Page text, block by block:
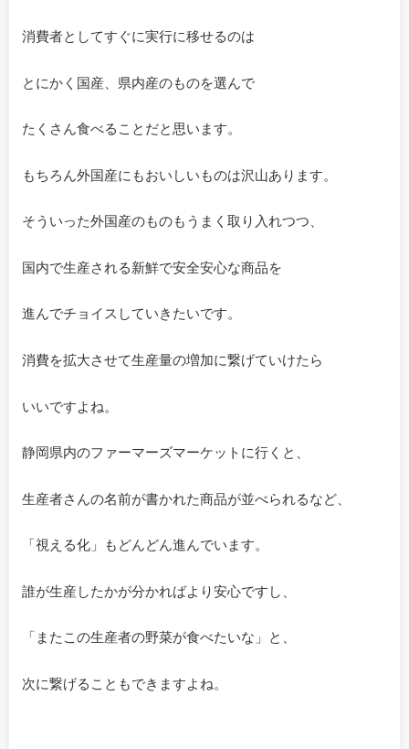
消費者としてすぐに実行に移せるのは
とにかく国産、県内産のものを選んで
たくさん食べることだと思います。
もちろん外国産にもおいしいものは沢山あります。
そういった外国産のものもうまく取り入れつつ、
国内で生産される新鮮で安全安心な商品を
進んでチョイスしていきたいです。
消費を拡大させて生産量の増加に繋げていけたら
いいですよね。
静岡県内のファーマーズマーケットに行くと、
生産者さんの名前が書かれた商品が並べられるなど、
「視える化」もどんどん進んでいます。
誰が生産したかが分かればより安心ですし、
「またこの生産者の野菜が食べたいな」と、
次に繋げることもできますよね。